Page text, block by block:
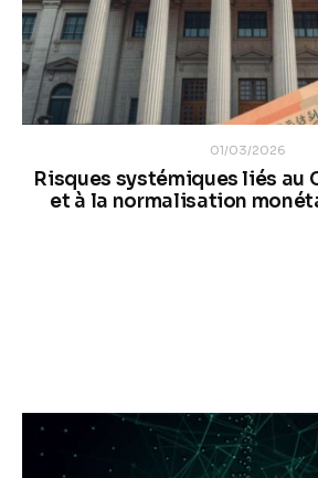
01/03/2026
Risques systémiques liés au
et à la normalisation